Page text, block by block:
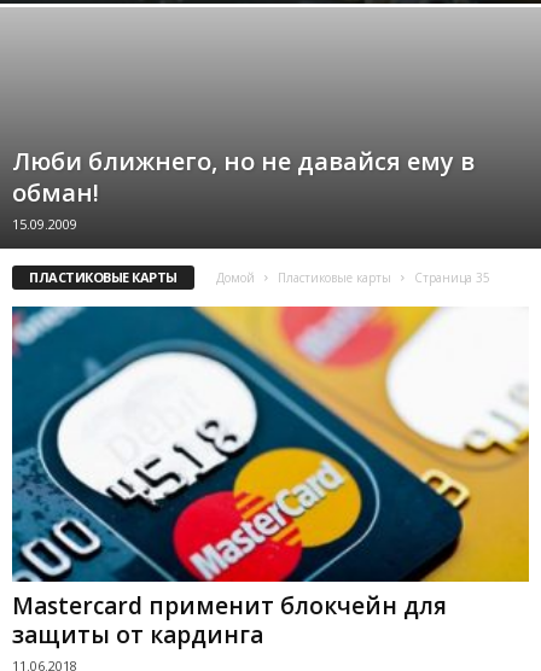
Люби ближнего, но не давайся ему в
обман!
15.09.2009
ПЛАСТИКОВЫЕ КАРТЫ Домой Пластиковые карты Страница 35
Mastercard применит блокчейн для
защиты от кардинга
11.06.2018